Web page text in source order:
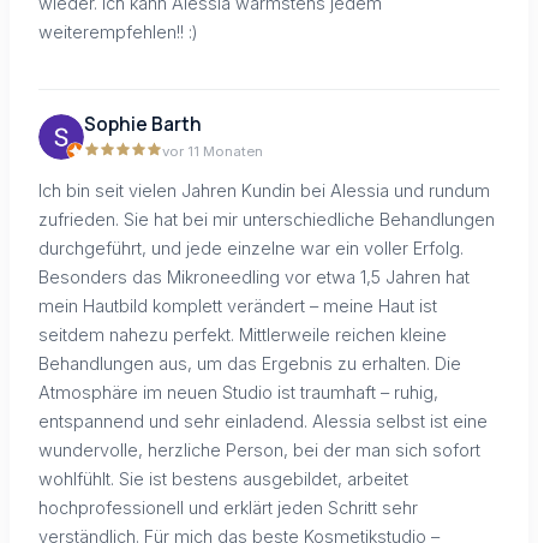
weiterempfehlen!! :)
Sophie Barth
vor 11 Monaten
Ich bin seit vielen Jahren Kundin bei Alessia und rundum
zufrieden. Sie hat bei mir unterschiedliche Behandlungen
durchgeführt, und jede einzelne war ein voller Erfolg.
Besonders das Mikroneedling vor etwa 1,5 Jahren hat
mein Hautbild komplett verändert – meine Haut ist
seitdem nahezu perfekt. Mittlerweile reichen kleine
Behandlungen aus, um das Ergebnis zu erhalten. Die
Atmosphäre im neuen Studio ist traumhaft – ruhig,
entspannend und sehr einladend. Alessia selbst ist eine
wundervolle, herzliche Person, bei der man sich sofort
wohlfühlt. Sie ist bestens ausgebildet, arbeitet
hochprofessionell und erklärt jeden Schritt sehr
verständlich. Für mich das beste Kosmetikstudio –